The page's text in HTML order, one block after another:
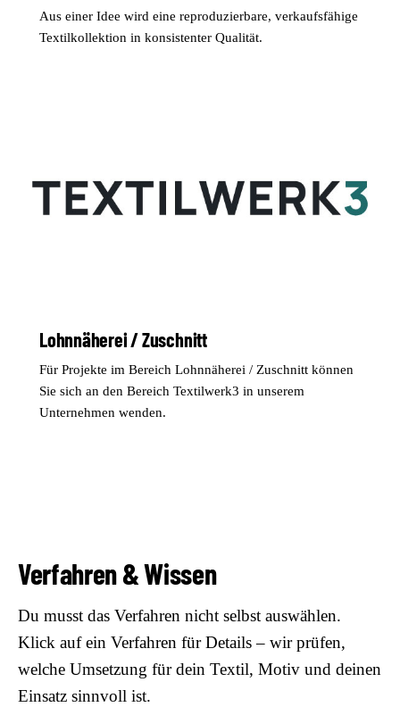
Aus einer Idee wird eine reproduzierbare, verkaufsfähige
Textilkollektion in konsistenter Qualität.
Lohnnäherei / Zuschnitt
Für Projekte im Bereich Lohnnäherei / Zuschnitt können
Sie sich an den Bereich Textilwerk3 in unserem
Unternehmen wenden.
Verfahren & Wissen
Du musst das Verfahren nicht selbst auswählen.
Klick auf ein Verfahren für Details – wir prüfen,
welche Umsetzung für dein Textil, Motiv und deinen
Einsatz sinnvoll ist.